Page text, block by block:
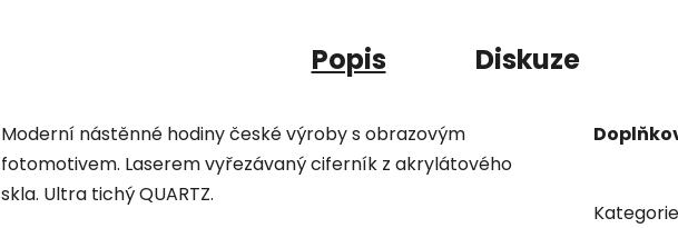
Popis Diskuze
Moderní nástěnné hodiny české výroby s obrazovým
fotomotivem. Laserem vyřezávaný ciferník z akrylátového
skla. Ultra tichý QUARTZ.
Kategorie